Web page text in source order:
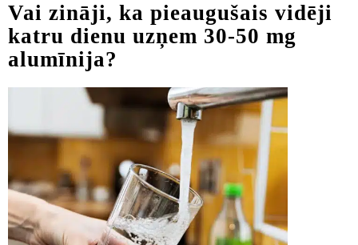
Vai zināji, ka pieaugušais vidēji
katru dienu uzņem 30-50 mg
alumīnija?